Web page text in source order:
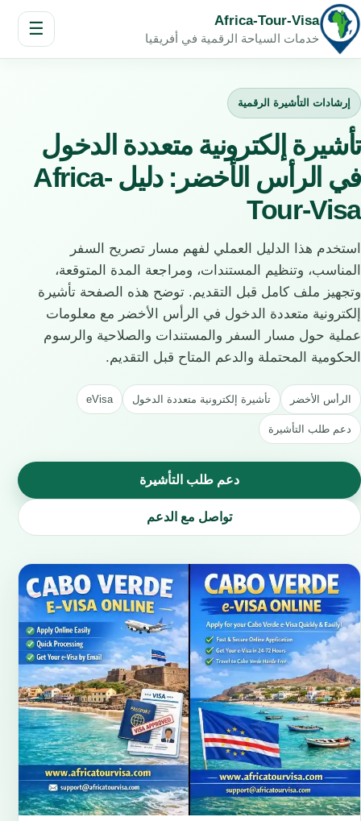
Africa-Tour-Visa
خدمات السياحة الرقمية في أفريقيا
☰
إرشادات التأشيرة الرقمية
تأشيرة إلكترونية متعددة الدخول
في الرأس الأخضر: دليل Africa-
Tour-Visa
استخدم هذا الدليل العملي لفهم مسار تصريح السفر
المناسب، وتنظيم المستندات، ومراجعة المدة المتوقعة،
وتجهيز ملف كامل قبل التقديم. توضح هذه الصفحة تأشيرة
إلكترونية متعددة الدخول في الرأس الأخضر مع معلومات
عملية حول مسار السفر والمستندات والصلاحية والرسوم
الحكومية المحتملة والدعم المتاح قبل التقديم.
الرأس الأخضر تأشيرة إلكترونية متعددة الدخول eVisa
دعم طلب التأشيرة
دعم طلب التأشيرة
تواصل مع الدعم